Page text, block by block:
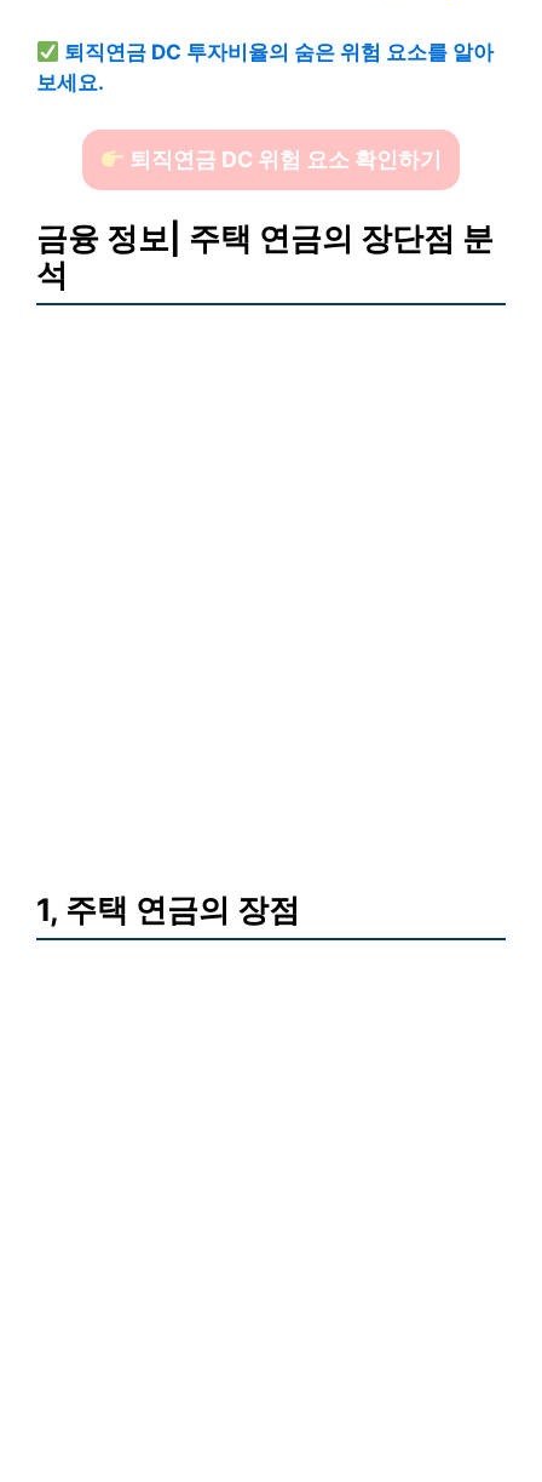
퇴직연금 DC 투자비율의 숨은 위험 요소를 알아
보세요.
퇴직연금 DC 위험 요소 확인하기
금융 정보| 주택 연금의 장단점 분
석
1, 주택 연금의 장점